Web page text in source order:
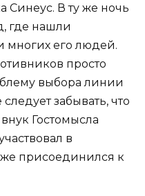
Синеус. В ту же ночь
где нашли
многих его людей.
просто
выбора линии
забывать, что
Гостомысла
в
присоединился к